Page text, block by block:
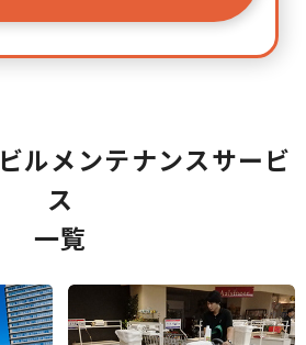
ビルメンテナンスサービ
ス
一覧